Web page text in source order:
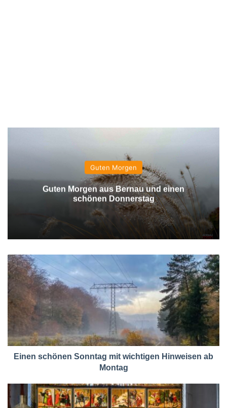
Guten Morgen
Guten Morgen aus Bernau und einen
schönen Donnerstag
Einen schönen Sonntag mit wichtigen Hinweisen ab
Montag